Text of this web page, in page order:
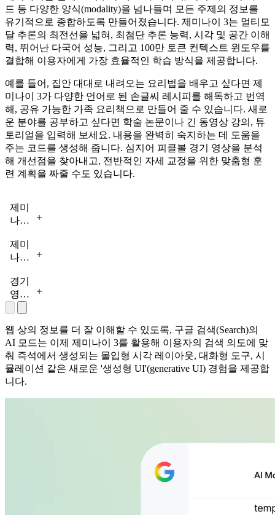
드 등 다양한 양식(modality)을 넘나들며 모든 주제의 정보를
유기적으로 종합하도록 만들어졌습니다. 제미나이 3는 멀티모
달 추론의 최전선을 넓혀, 최첨단 추론 능력, 시각 및 공간 이해
력, 뛰어난 다국어 성능, 그리고 100만 토큰 컨텍스트 윈도우를
결합해 이용자에게 가장 효율적인 학습 방식을 제공합니다.
예를 들어, 집안 대대로 내려오는 요리법을 배우고 싶다면 제
미나이 3가 다양한 언어로 된 손글씨 레시피를 해독하고 번역
해, 공유 가능한 가족 요리책으로 만들어 줄 수 있습니다. 새로
운 분야를 공부하고 싶다면 학술 논문이나 긴 동영상 강의, 튜
토리얼을 입력해 보세요. 내용을 완벽히 숙지하는 데 도움을
주는 코드를 생성해 줍니다. 심지어 피클볼 경기 영상을 분석
해 개선점을 찾아내고, 전반적인 자세 교정을 위한 맞춤형 훈
련 계획을 짜줄 수도 있습니다.
제미
나이
가족
요리
배우
고
기록
하는
데
도움
을
줍니
다.
제미
제미
나이
연구
논문
한
정보
를
분석
하
고,
경기
영상
전문
가
수준
의
분석
을
웹 상의 정보를 더 잘 이해할 수 있도록, 구글 검색(Search)의
AI 모드는 이제 제미나이 3를 활용해 이용자의 검색 의도에 맞
춰 즉석에서 생성되는 몰입형 시각 레이아웃, 대화형 도구, 시
뮬레이션 같은 새로운 '생성형 UI'(generative UI) 경험을 제공합
니다.